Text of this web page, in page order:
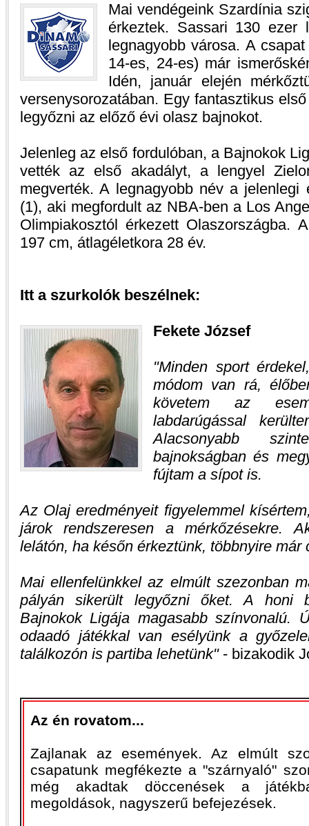
Mai vendégeink Szardínia
érkeztek. Sassari 130 ezer
legnagyobb városa. A
14-es, 24-es) már
Idén, január elején
versenysorozatában. Egy fantasztikus
legyőzni az előző évi olasz bajnokot.
Jelenleg az első fordulóban, a Bajnokok
vették az első akadályt, a lengyel
megverték. A legnagyobb név a jelenlegi
(1), aki megfordult az NBA-ben a Los
Olimpiakosztól érkezett Olaszországba.
197 cm, átlagéletkora 28 év.
Itt a szurkolók beszélnek:
Fekete József
Minden sport
módom van rá,
követem az
labdarúgással
Alacsonyabb
bajnokságban és
fújtam a sípot is.
Az Olaj eredményeit figyelemmel
járok rendszeresen a mérkőzésekre.
lelátón, ha későn érkeztünk, többnyire már
Mai ellenfelünkkel az elmúlt szezonban
pályán sikerült legyőzni őket. A honi
Bajnokok Ligája magasabb színvonalú.
odaadó játékkal van esélyünk a
találkozón is partiba lehetünk - bizakodik
Az én rovatom...
Zajlanak az események. Az elmúlt
csapatunk megfékezte a "szárnyaló"
még akadtak döccenések a
megoldások, nagyszerű befejezések.